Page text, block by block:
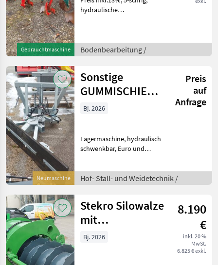
Gebrauchtmaschine
hydraulische
Bodenbearbeitung Pflüge
Bodenbearbeitung /
Neumaschine
Sonstige
GUMMISCHIEBER
Hydr.2M
Preis
auf
Anfrage
Bj. 2026
Lagermaschine, hydraulisch
schwenkbar, Euro und
Weidetechnik
Reinigungstechnik
Hof- Stall- und Weidetechnik /
Stekro Silowalze
mit
Hydr.Seitenverschub
8.190
€
inkl. 20 %
MwSt.
6.825 € exkl.
Bj. 2026